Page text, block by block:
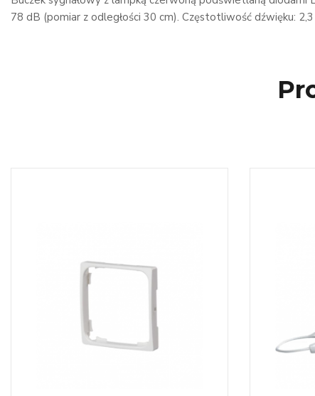
78 dB (pomiar z odległości 30 cm). Częstotliwość dźwięku: